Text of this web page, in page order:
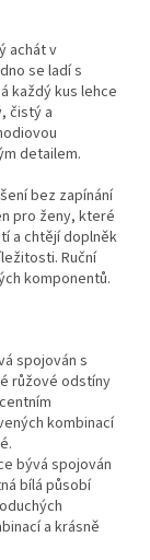
achát v
se ladí s
každý kus lehce
čistý a
detailem.
bez zapínání
pro ženy, které
a chtějí doplněk
Ruční
komponentů.
spojován s
růžové odstíny
kombinací
bývá spojován
bílá působí
a krásně